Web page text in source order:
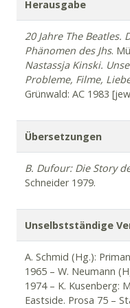
Nothing compares 2 U.
Bon Jovi.Hamburg:
Bell & Vince Clarke.
James Dean .
Stationen einer
– Dieter Bohlen. Der
1993 –Marilyn
Herausgabe
20 Jahre The Beatles.
Phänomen des Jhs.
Nastassja Kinski.
Probleme, Filme,
Grünwald: AC 1983
Übersetzungen
B. Dufour: Die Story
Schneider 1979.
Unselbstständige
A. Schmid (Hg.):
1965 – W. Neumann
1974 – K. Kusenberg:
Eastside. Prosa 75 –